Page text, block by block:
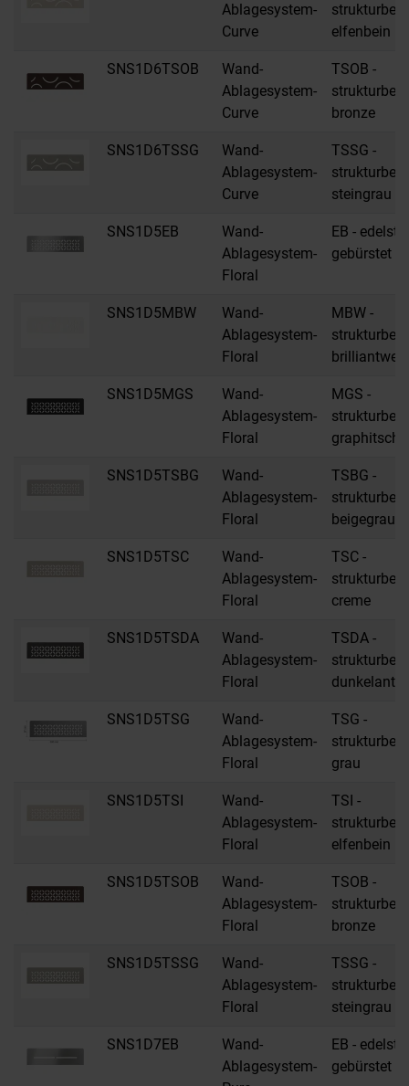
Ablagesystem-
Curve
elfenbein
SNS1D6TSOB
Wand-
Ablagesystem-
Curve
TSOB -
bronze
SNS1D6TSSG
Wand-
Ablagesystem-
Curve
TSSG -
steingrau
SNS1D5EB
Wand-
Ablagesystem-
Floral
EB -
gebürstet
SNS1D5MBW
Wand-
Ablagesystem-
Floral
MBW -
SNS1D5MGS
Wand-
Ablagesystem-
Floral
MGS -
SNS1D5TSBG
Wand-
Ablagesystem-
Floral
TSBG -
beigegrau
SNS1D5TSC
Wand-
Ablagesystem-
Floral
TSC -
creme
SNS1D5TSDA
Wand-
Ablagesystem-
Floral
TSDA -
SNS1D5TSG
Wand-
Ablagesystem-
Floral
TSG -
grau
SNS1D5TSI
Wand-
Ablagesystem-
Floral
TSI -
elfenbein
SNS1D5TSOB
Wand-
Ablagesystem-
Floral
TSOB -
bronze
SNS1D5TSSG
Wand-
Ablagesystem-
Floral
TSSG -
steingrau
SNS1D7EB
Wand-
Ablagesystem-
EB -
gebürstet